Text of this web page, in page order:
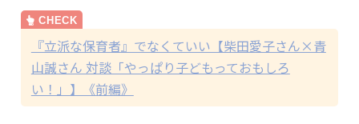
『立派な保育者』でなくていい【柴田愛子さん×青
山誠さん 対談「やっぱり子どもっておもしろ
い！」】《前編》